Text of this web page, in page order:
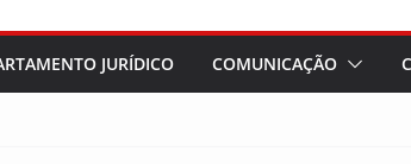
JURÍDICO COMUNICAÇÃO